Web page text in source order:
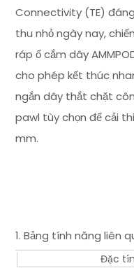
Connectivity (TE)
thu nhỏ ngày nay,
ráp ổ cắm dây
cho phép kết thúc
ngắn dây thắt chặt
pawl tùy chọn để cải
mm.
1. Bảng tính năng liên
Đặc